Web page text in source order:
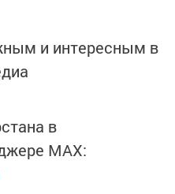
и интересным в
в
MАХ: